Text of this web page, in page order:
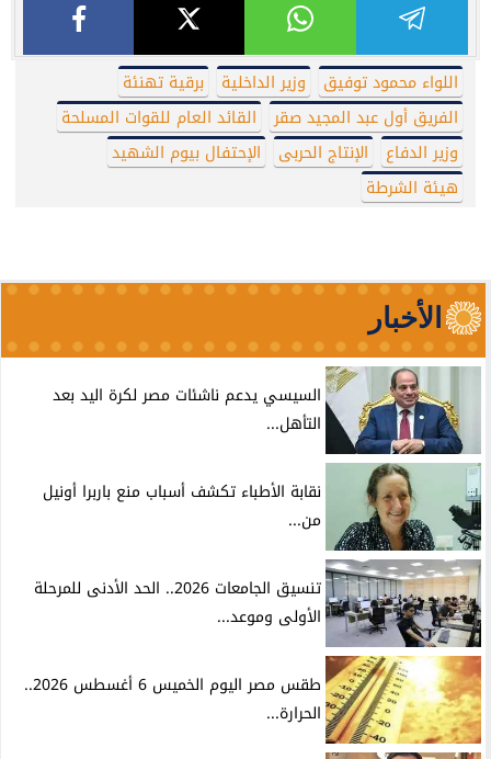
اللواء محمود توفيق وزير الداخلية
برقية تهنئة
الفريق أول عبد المجيد صقر
القائد العام للقوات المسلحة
وزير الدفاع
الإنتاج الحربى
الإحتفال بيوم الشهيد
هيئة الشرطة
الأخبار
السيسي يدعم ناشئات مصر لكرة اليد بعد
التأهل...
نقابة الأطباء تكشف أسباب منع باربرا أونيل
من...
تنسيق الجامعات 2026.. الحد الأدنى للمرحلة
الأولى وموعد...
طقس مصر اليوم الخميس 6 أغسطس 2026..
الحرارة...